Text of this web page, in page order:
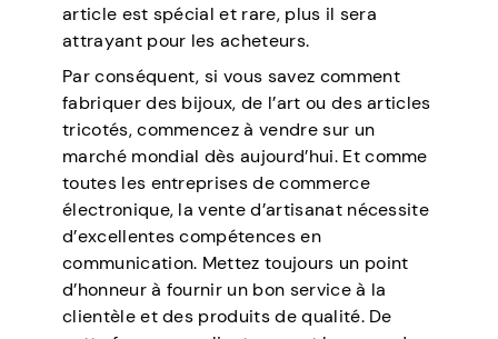
article est spécial et rare, plus il sera
attrayant pour les acheteurs.
Par conséquent, si vous savez comment
fabriquer des bijoux, de l’art ou des articles
tricotés, commencez à vendre sur un
marché mondial dès aujourd’hui. Et comme
toutes les entreprises de commerce
électronique, la vente d’artisanat nécessite
d’excellentes compétences en
communication. Mettez toujours un point
d’honneur à fournir un bon service à la
clientèle et des produits de qualité. De